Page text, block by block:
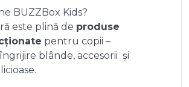
BUZZBox Kids?
este plină de produse
pentru copii –
blânde, accesorii și